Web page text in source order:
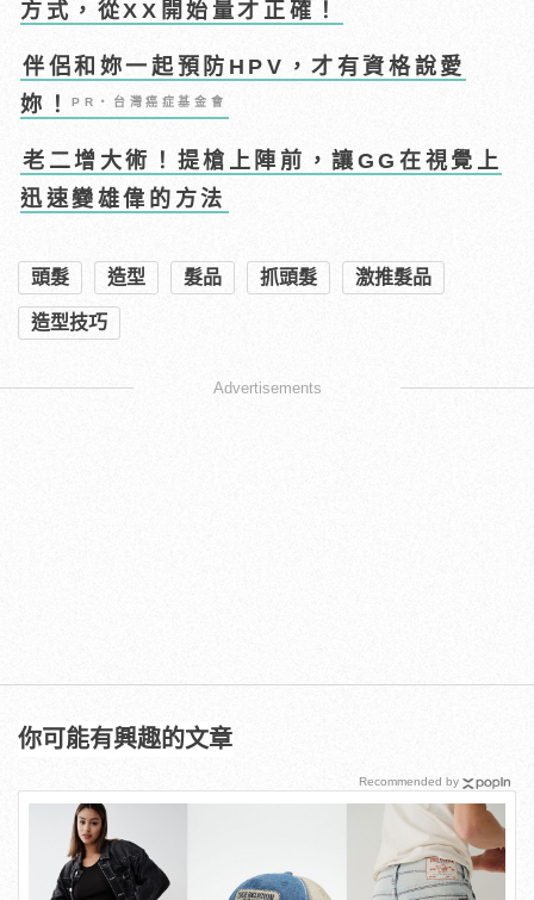
方式，從XX開始量才正確！
伴侶和妳一起預防HPV，才有資格說愛
妳！PR・台灣癌症基金會
老二增大術！提槍上陣前，讓GG在視覺上
迅速變雄偉的方法
頭髮 造型 髮品 抓頭髮 激推髮品
造型技巧
Advertisements
你可能有興趣的文章
Recommended by